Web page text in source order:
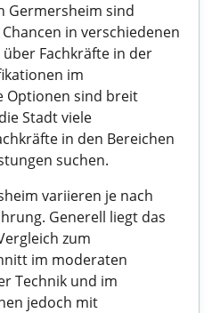
Germersheim sind
in verschiedenen
Fachkräfte in der
im
Optionen sind breit
Stadt viele
in den Bereichen
suchen.
variieren je nach
Generell liegt das
zum
im moderaten
Technik und im
jedoch mit